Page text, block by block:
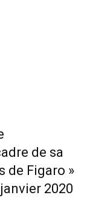
de sa
de Figaro »
2020